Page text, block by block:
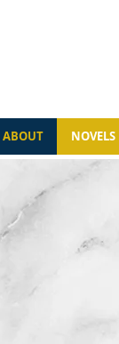
ABOUT NOVELS